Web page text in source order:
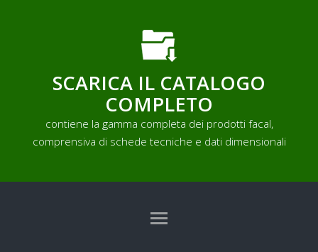
SCARICA IL CATALOGO
COMPLETO
contiene la gamma completa dei prodotti facal,
comprensiva di schede tecniche e dati dimensionali